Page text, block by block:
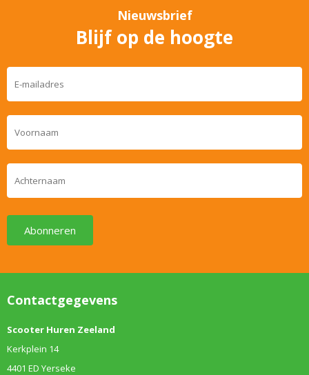
Nieuwsbrief
Blijf op de hoogte
Abonneren
Contactgegevens
Scooter Huren Zeeland
Kerkplein 14
4401 ED Yerseke